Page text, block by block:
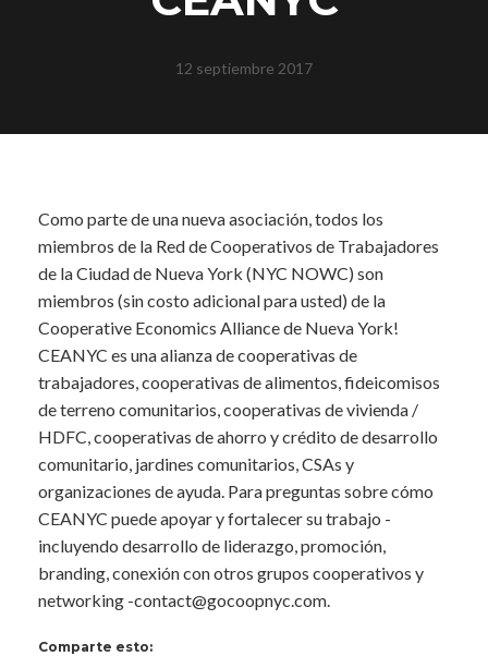
12 septiembre 2017
Como parte de una nueva asociación, todos los
miembros de la Red de Cooperativos de Trabajadores
de la Ciudad de Nueva York (NYC NOWC) son
miembros (sin costo adicional para usted) de la
Cooperative Economics Alliance de Nueva York!
CEANYC es una alianza de cooperativas de
trabajadores, cooperativas de alimentos, fideicomisos
de terreno comunitarios, cooperativas de vivienda /
HDFC, cooperativas de ahorro y crédito de desarrollo
comunitario, jardines comunitarios, CSAs y
organizaciones de ayuda. Para preguntas sobre cómo
CEANYC puede apoyar y fortalecer su trabajo -
incluyendo desarrollo de liderazgo, promoción,
branding, conexión con otros grupos cooperativos y
networking -contact@gocoopnyc.com.
Comparte esto: